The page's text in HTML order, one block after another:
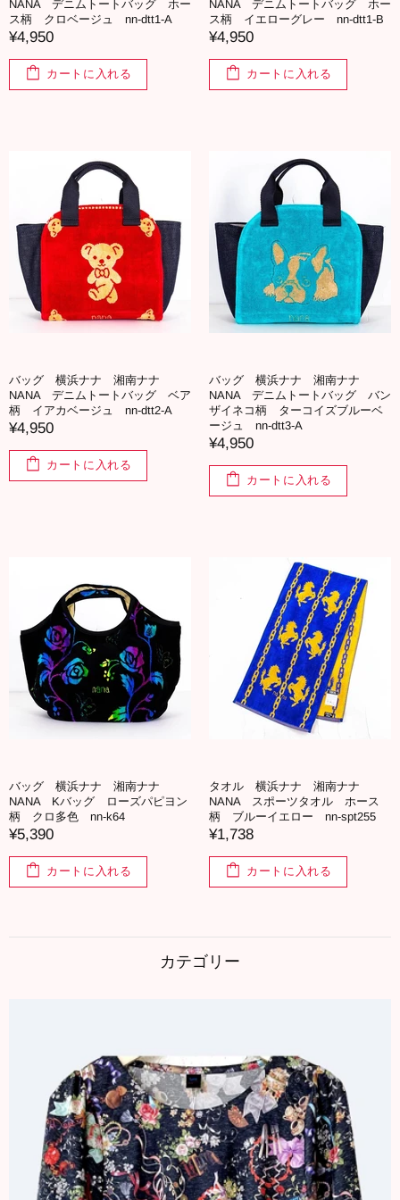
NANA デニムトートバッグ ホー
ス柄 クロベージュ nn-dtt1-A
¥4,950
カートに入れる
NANA デニムトートバッグ ホー
ス柄 イエローグレー nn-dtt1-B
¥4,950
カートに入れる
バッグ 横浜ナナ 湘南ナナ
NANA デニムトートバッグ ベア
柄 イアカベージュ nn-dtt2-A
¥4,950
カートに入れる
バッグ 横浜ナナ 湘南ナナ
NANA デニムトートバッグ バン
ザイネコ柄 ターコイズブルーベ
ージュ nn-dtt3-A
¥4,950
カートに入れる
バッグ 横浜ナナ 湘南ナナ
NANA Kバッグ ローズパピヨン
柄 クロ多色 nn-k64
¥5,390
カートに入れる
タオル 横浜ナナ 湘南ナナ
NANA スポーツタオル ホース
柄 ブルーイエロー nn-spt255
¥1,738
カートに入れる
カテゴリー